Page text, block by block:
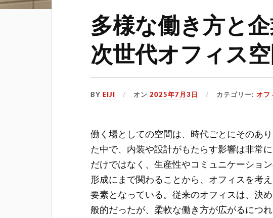
多様な働き方と
次世代オフィス
BYEIJI オン2025年7月3日 カテゴリー:オフ
働く場としての空間は、時代ごとにそのあり
た中で、内装や設計がもたらす影響は非常
だけではなく、生産性やコミュニケーショ
形成にまで関わることから、オフィスを考
要素となっている。従来のオフィスは、決
般的だったが、柔軟な働き方が広がるにつ